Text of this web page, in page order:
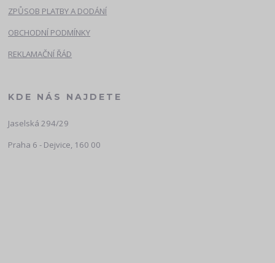
ZPŮSOB PLATBY A DODÁNÍ
OBCHODNÍ PODMÍNKY
REKLAMAČNÍ ŘÁD
KDE NÁS NAJDETE
Jaselská 294/29
Praha 6 - Dejvice, 160 00